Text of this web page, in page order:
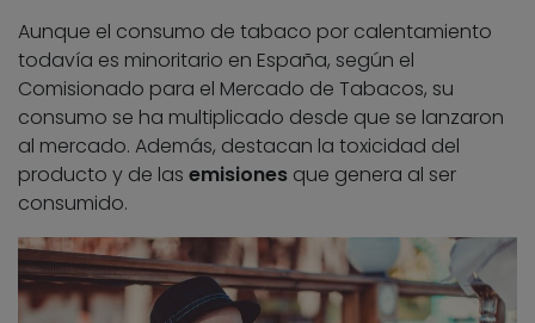
Aunque el consumo de tabaco por calentamiento
todavía es minoritario en España, según el
Comisionado para el Mercado de Tabacos, su
consumo se ha multiplicado desde que se lanzaron
al mercado. Además, destacan la toxicidad del
producto y de las emisiones que genera al ser
consumido.